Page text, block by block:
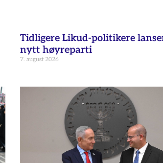
Tidligere Likud-politikere
nytt høyreparti
7. august 2026